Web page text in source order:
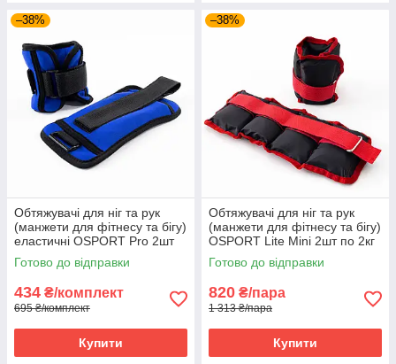
–38%
Обтяжувачі для ніг та рук
(манжети для фітнесу та бігу)
еластичні OSPORT Pro 2шт
по 1кг (OF-0061)
Готово до відправки
434 ₴/комплект
695 ₴/комплект
Купити
–38%
Обтяжувачі для ніг та рук
(манжети для фітнесу та бігу)
OSPORT Lite Mini 2шт по 2кг
(OF-00103)
Готово до відправки
820 ₴/пара
1 313 ₴/пара
Купити